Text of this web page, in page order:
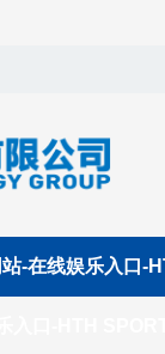
-在线娱乐入口-